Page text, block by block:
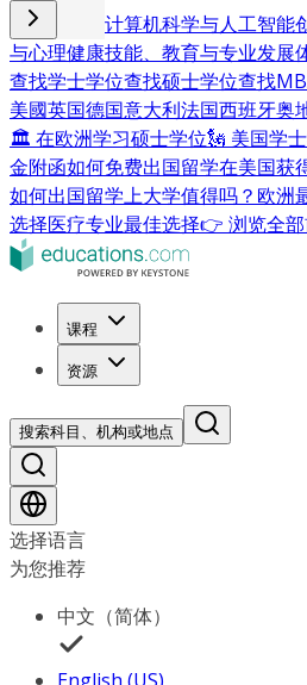
商业与管理 计算机科学与人工智能
与心理健康技能、教育与专业发展
查找学士学位查找硕士学位查找
美國英国德国意大利法国西班牙奥
🏛 在欧洲学习硕士学位🗽 美国学
金附函如何免费出国留学在美国获
如何出国留学上大学值得吗？ 欧洲
选择医疗专业最佳选择👉 浏览全
课程
资源
搜索科目、机构或地点
选择语言
为您推荐
中文（简体）